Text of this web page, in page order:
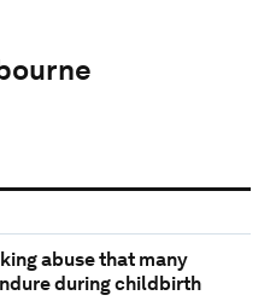
abuse that many
during childbirth